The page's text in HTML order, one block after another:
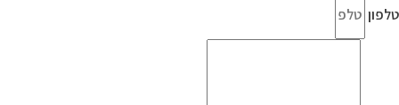
טלפון